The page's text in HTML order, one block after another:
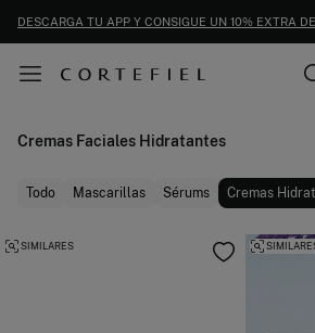
DESCARGA TU APP Y CONSIGUE UN 10% EXTRA
Cremas Faciales Hidratantes
Todo Mascarillas Sérums Cremas
SIMILARES